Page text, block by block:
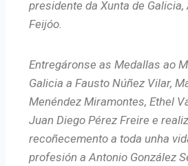
presidente da Xunta de
Feijóo.
Entregáronse as Medallas ao
Galicia a Fausto Núñez Vilar,
Menéndez Miramontes, Ethel
Juan Diego Pérez Freire e
recoñecemento a toda unha
profesión a Antonio González